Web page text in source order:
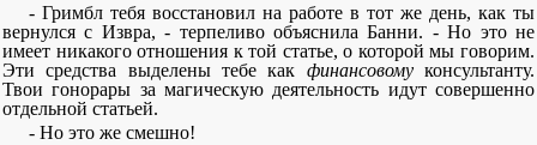
- Гримбл тебя восстановил на работе в тот же день, как ты
вернулся с Извра, - терпеливо объяснила Банни. - Но это не
имеет никакого отношения к той статье, о которой мы говорим.
Эти средства выделены тебе как финансовомуконсультанту.
Твои гонорары за магическую деятельность идут совершенно
отдельной статьей.
- Но это же смешно!